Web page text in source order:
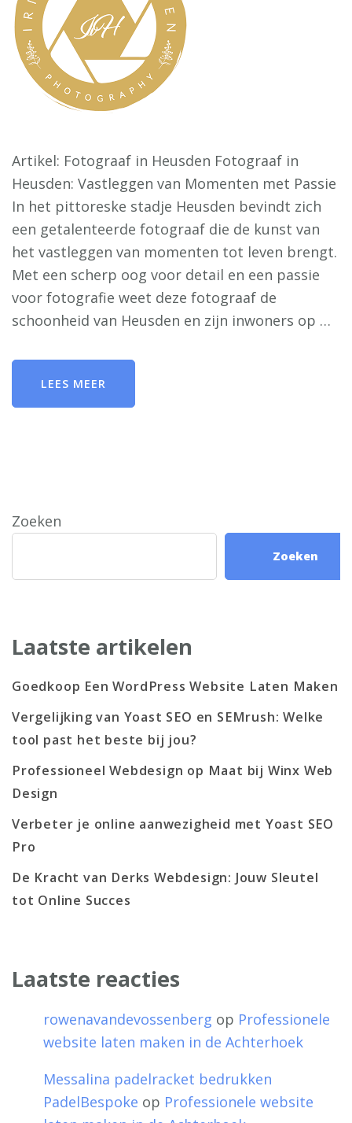
Artikel: Fotograaf in Heusden Fotograaf in
Heusden: Vastleggen van Momenten met Passie
In het pittoreske stadje Heusden bevindt zich
een getalenteerde fotograaf die de kunst van
het vastleggen van momenten tot leven brengt.
Met een scherp oog voor detail en een passie
voor fotografie weet deze fotograaf de
schoonheid van Heusden en zijn inwoners op …
LEES MEER
Zoeken
Zoeken
Laatste artikelen
Goedkoop Een WordPress Website Laten Maken
Vergelijking van Yoast SEO en SEMrush: Welke
tool past het beste bij jou?
Professioneel Webdesign op Maat bij Winx Web
Design
Verbeter je online aanwezigheid met Yoast SEO
Pro
De Kracht van Derks Webdesign: Jouw Sleutel
tot Online Succes
Laatste reacties
rowenavandevossenberg op Professionele
website laten maken in de Achterhoek
Messalina padelracket bedrukken
PadelBespoke op Professionele website